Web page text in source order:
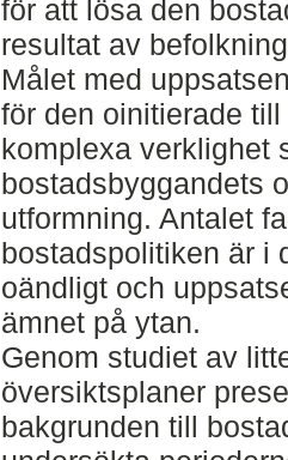
för att lösa den
resultat av
Målet med
för den oinitierade till
komplexa verklighet
bostadsbyggandets
utformning. Antalet
bostadspolitiken är i
oändligt och
ämnet på ytan.
Genom studiet av
översiktsplaner
bakgrunden till